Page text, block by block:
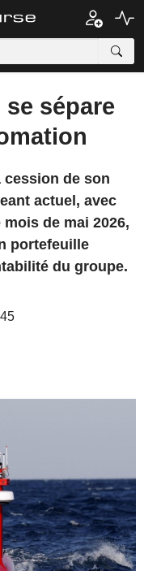
sépare
cession de son
actuel, avec
de mai 2026,
portefeuille
du groupe.